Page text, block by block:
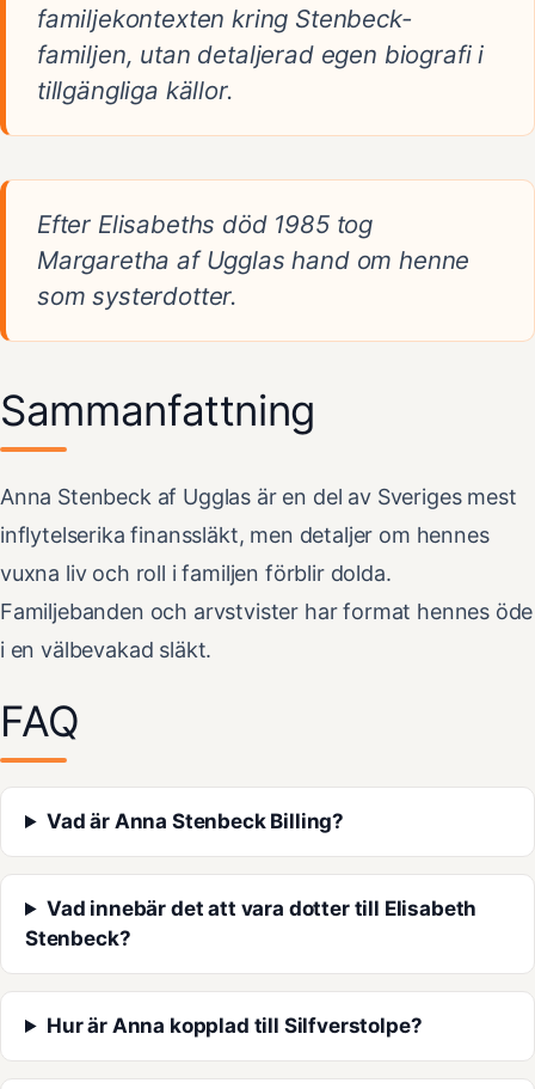
familjekontexten kring Stenbeck-
familjen, utan detaljerad egen biografi i
tillgängliga källor.
Efter Elisabeths död 1985 tog
Margaretha af Ugglas hand om henne
som systerdotter.
Sammanfattning
Anna Stenbeck af Ugglas är en del av Sveriges mest
inflytelserika finanssläkt, men detaljer om hennes
vuxna liv och roll i familjen förblir dolda.
Familjebanden och arvstvister har format hennes öde
i en välbevakad släkt.
FAQ
Vad är Anna Stenbeck Billing?
Vad innebär det att vara dotter till Elisabeth
Stenbeck?
Hur är Anna kopplad till Silfverstolpe?